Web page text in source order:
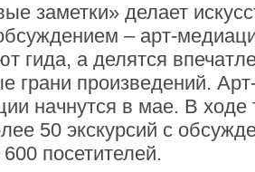
заметки» делает
– арт-
гида, а делятся
грани произведений.
начнутся в мае. В
50 экскурсий с
посетителей.